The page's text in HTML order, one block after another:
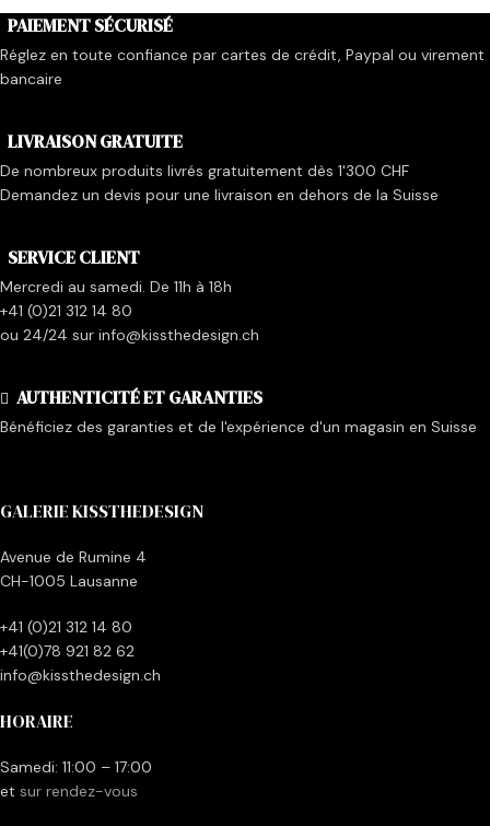
PAIEMENT SÉCURISÉ
Réglez en toute confiance par cartes de crédit, Paypal ou virement
bancaire
LIVRAISON GRATUITE
De nombreux produits livrés gratuitement dès 1'300 CHF
Demandez un devis pour une livraison en dehors de la Suisse
SERVICE CLIENT
Mercredi au samedi. De 11h à 18h
+41 (0)21 312 14 80
ou 24/24 sur info@kissthedesign.ch
AUTHENTICITÉ ET GARANTIES
Bénéficiez des garanties et de l'expérience d'un magasin en Suisse
GALERIE KISSTHEDESIGN
Avenue de Rumine 4
CH-1005 Lausanne
+41 (0)21 312 14 80
+41(0)78 921 82 62
info@kissthedesign.ch
HORAIRE
Samedi: 11:00 – 17:00
et sur rendez-vous